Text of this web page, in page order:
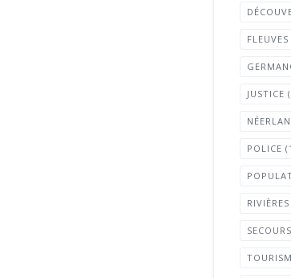
FLEUVES
JUSTICE
POLICE
RIVIÈRES
SECOURS